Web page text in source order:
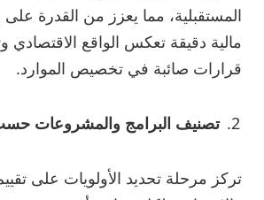
المستقبلية، مما يعزز من القدرة
مالية دقيقة تعكس الواقع الاقتصادي
قرارات صائبة في تخصيص الموارد.
تصنيف البرامج والمشروعات حسب
تركز مرحلة تحديد الأولويات على